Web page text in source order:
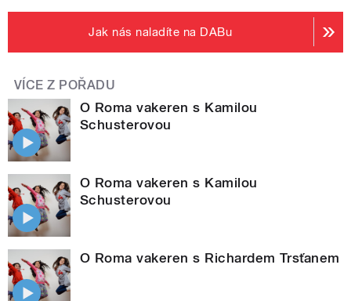
Jak nás naladíte na DABu
VÍCE Z POŘADU
O Roma vakeren s Kamilou
Schusterovou
O Roma vakeren s Kamilou
Schusterovou
O Roma vakeren s Richardem Trsťanem